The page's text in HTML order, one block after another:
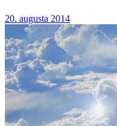
20. augusta 2014